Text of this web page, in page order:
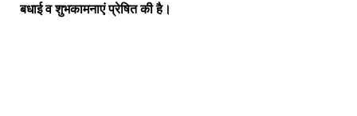
बधाई व शुभकामनाएं प्रेषित की है।